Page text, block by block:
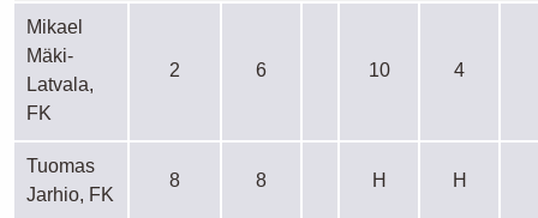
Mikael
Mäki-
Latvala,
FK
2 6 10 4
Tuomas
Jarhio, FK
8 8 H H